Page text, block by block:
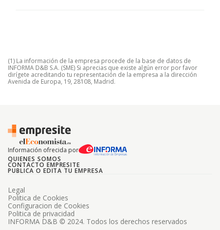
(1) La información de la empresa procede de la base de datos de
INFORMA D&B S.A. (SME) Si aprecias que existe algún error por favor
dirígete acreditando tu representación de la empresa a la dirección
Avenida de Europa, 19, 28108, Madrid.
Información ofrecida por
QUIENES SOMOS
CONTACTO EMPRESITE
PUBLICA O EDITA TU EMPRESA
INFORMA D&B © 2024. Todos los derechos reservados
Legal
Politica de Cookies
Configuracion de Cookies
Politica de privacidad